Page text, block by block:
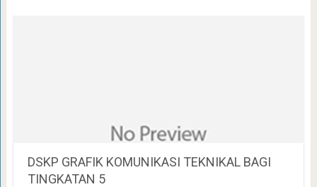
DSKP GRAFIK KOMUNIKASI TEKNIKAL BAGI
TINGKATAN 5